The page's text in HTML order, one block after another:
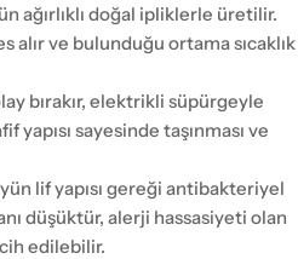
ağırlıklı doğal ipliklerle üretilir.
alır ve bulunduğu ortama sıcaklık
bırakır, elektrikli süpürgeyle
sayesinde taşınması ve
lif yapısı gereği antibakteriyel
düşüktür, alerji hassasiyeti olan
edilebilir.